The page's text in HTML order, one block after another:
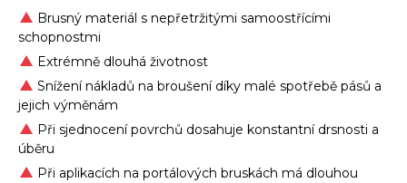
Brusný materiál s nepřetržitými samoostřícími
schopnostmi
Extrémně dlouhá životnost
Snížení nákladů na broušení díky malé spotřebě pásů a
jejich výměnám
Při sjednocení povrchů dosahuje konstantní drsnosti a
úběru
Při aplikacích na portálových bruskách má dlouhou